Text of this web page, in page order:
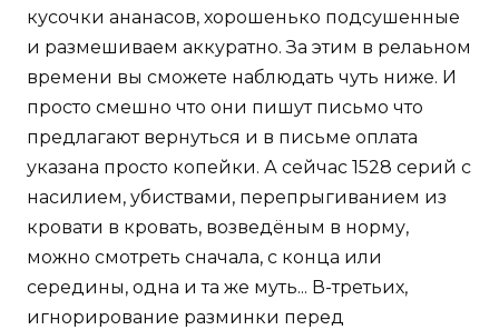
кусочки ананасов, хорошенько подсушенные
и размешиваем аккуратно. За этим в релаьном
времени вы сможете наблюдать чуть ниже. И
просто смешно что они пишут письмо что
предлагают вернуться и в письме оплата
указана просто копейки. А сейчас 1528 серий с
насилием, убиствами, перепрыгиванием из
кровати в кровать, возведёным в норму,
можно смотреть сначала, с конца или
середины, одна и та же муть... В-третьих,
игнорирование разминки перед